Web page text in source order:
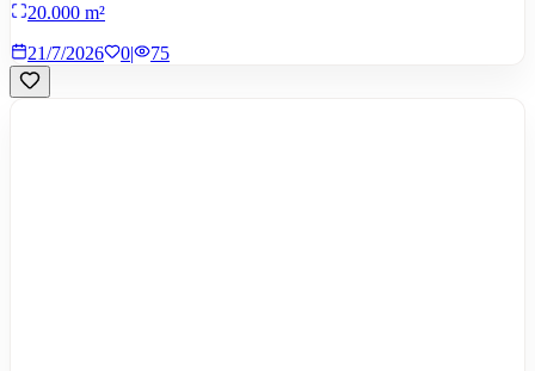
20.000 m²
21/7/2026
0| 75